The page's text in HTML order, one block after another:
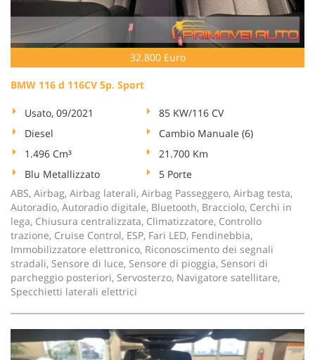
32.800 Euro
BMW 116 d 116CV 5p. Sport
Usato, 09/2021
85 KW/116 CV
Diesel
Cambio Manuale (6)
1.496 Cm³
21.700 Km
Blu Metallizzato
5 Porte
ABS, Airbag, Airbag laterali, Airbag Passeggero, Airbag testa,
Autoradio, Autoradio digitale, Bluetooth, Bracciolo, Cerchi in
lega, Chiusura centralizzata, Climatizzatore, Controllo
trazione, Cruise Control, ESP, Fari LED, Fendinebbia,
Immobilizzatore elettronico, Riconoscimento dei segnali
stradali, Sensore di luce, Sensore di pioggia, Sensori di
parcheggio posteriori, Servosterzo, Navigatore satellitare,
Specchietti laterali elettrici
Cookie necessari
Cookie per il miglioramento dell'esperienza utente
Cookie analitici
Cookie di marketing
Leggi
la
cookie
policy
le
impostazioni